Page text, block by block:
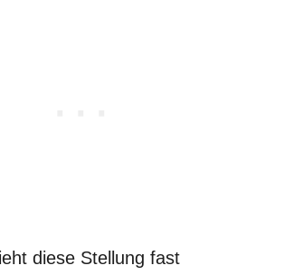
diese Stellung fast